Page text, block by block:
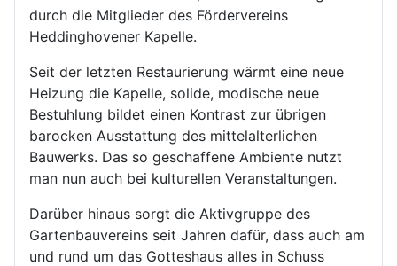
durch die Mitglieder des Fördervereins
Heddinghovener Kapelle.
Seit der letzten Restaurierung wärmt eine neue
Heizung die Kapelle, solide, modische neue
Bestuhlung bildet einen Kontrast zur übrigen
barocken Ausstattung des mittelalterlichen
Bauwerks. Das so geschaffene Ambiente nutzt
man nun auch bei kulturellen Veranstaltungen.
Darüber hinaus sorgt die Aktivgruppe des
Gartenbauvereins seit Jahren dafür, dass auch am
und rund um das Gotteshaus alles in Schuss